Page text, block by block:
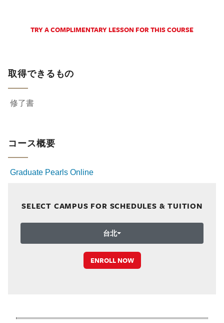
TRY A COMPLIMENTARY LESSON FOR THIS COURSE
取得できるもの
修了書
コース概要
Graduate Pearls Online
SELECT CAMPUS FOR SCHEDULES & TUITION
台北
ENROLL NOW